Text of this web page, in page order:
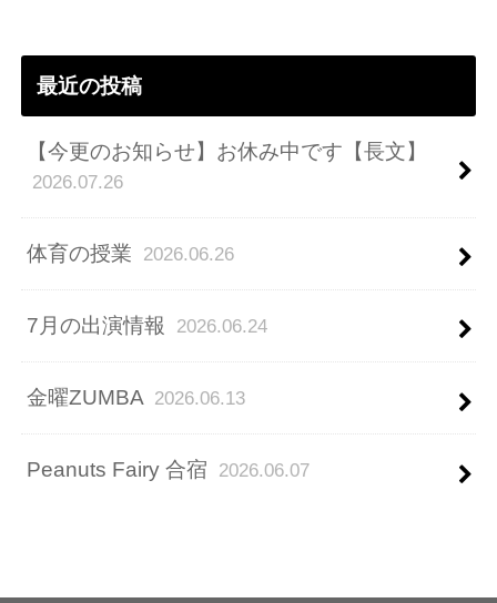
最近の投稿
【今更のお知らせ】お休み中です【長文】
2026.07.26
体育の授業 2026.06.26
7月の出演情報 2026.06.24
金曜ZUMBA 2026.06.13
Peanuts Fairy 合宿 2026.06.07